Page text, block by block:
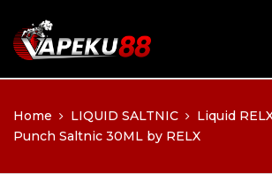
Home LIQUID SALTNIC
Liquid
Punch Saltnic 30ML by RELX